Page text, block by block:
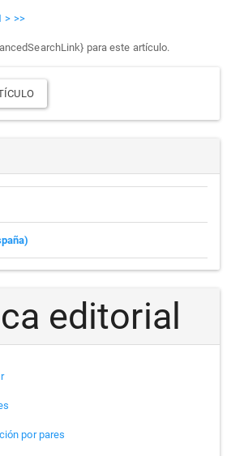
> >>
para este artículo.
editorial
por pares